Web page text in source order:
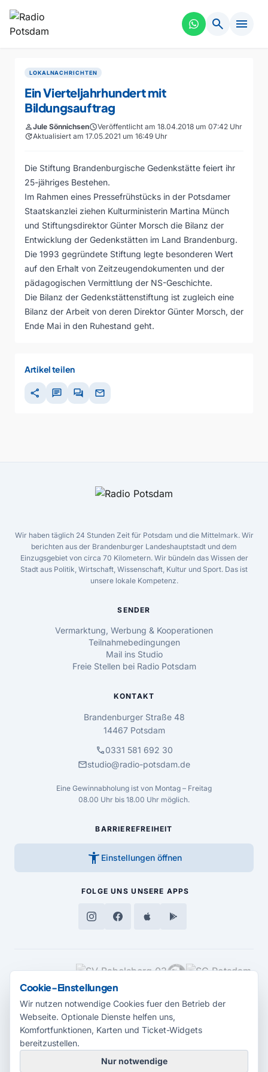
search menu
LOKALNACHRICHTEN
Ein Vierteljahrhundert mit
Bildungsauftrag
personJule SönnichsenscheduleVeröffentlicht am 18.04.2018 um 07:42 Uhr
updateAktualisiert am 17.05.2021 um 16:49 Uhr
Die Stiftung Brandenburgische Gedenkstätte feiert ihr
25-jähriges Bestehen.
Im Rahmen eines Pressefrühstücks in der Potsdamer
Staatskanzlei ziehen Kulturministerin Martina Münch
und Stiftungsdirektor Günter Morsch die Bilanz der
Entwicklung der Gedenkstätten im Land Brandenburg.
Die 1993 gegründete Stiftung legte besonderen Wert
auf den Erhalt von Zeitzeugendokumenten und der
pädagogischen Vermittlung der NS-Geschichte.
Die Bilanz der Gedenkstättenstiftung ist zugleich eine
Bilanz der Arbeit von deren Direktor Günter Morsch, der
Ende Mai in den Ruhestand geht.
Artikel teilen
share chat forum mail
Wir haben täglich 24 Stunden Zeit für Potsdam und die Mittelmark. Wir
berichten aus der Brandenburger Landeshauptstadt und dem
Einzugsgebiet von circa 70 Kilometern. Wir bündeln das Wissen der
Stadt aus Politik, Wirtschaft, Wissenschaft, Kultur und Sport. Das ist
unsere lokale Kompetenz.
SENDER
Vermarktung, Werbung & Kooperationen
Teilnahmebedingungen
Mail ins Studio
Freie Stellen bei Radio Potsdam
KONTAKT
Brandenburger Straße 48
14467 Potsdam
call0331 581 692 30
mailstudio@radio-potsdam.de
Eine Gewinnabholung ist von Montag – Freitag
08.00 Uhr bis 18.00 Uhr möglich.
BARRIEREFREIHEIT
accessibility_new Einstellungen öffnen
FOLGE UNS UNSERE APPS
MEDIENPARTNER
Cookie-Einstellungen
Wir nutzen notwendige Cookies fuer den Betrieb der
Webseite. Optionale Dienste helfen uns,
Komfortfunktionen, Karten und Ticket-Widgets
bereitzustellen.
Nur notwendige